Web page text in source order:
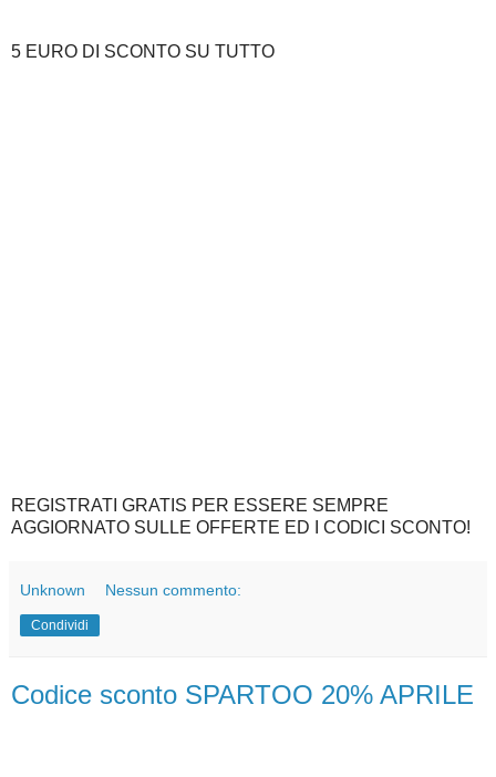
5 EURO DI SCONTO SU TUTTO
REGISTRATI GRATIS PER ESSERE SEMPRE
AGGIORNATO SULLE OFFERTE ED I CODICI SCONTO!
Unknown Nessun commento:
Condividi
Codice sconto SPARTOO 20% APRILE